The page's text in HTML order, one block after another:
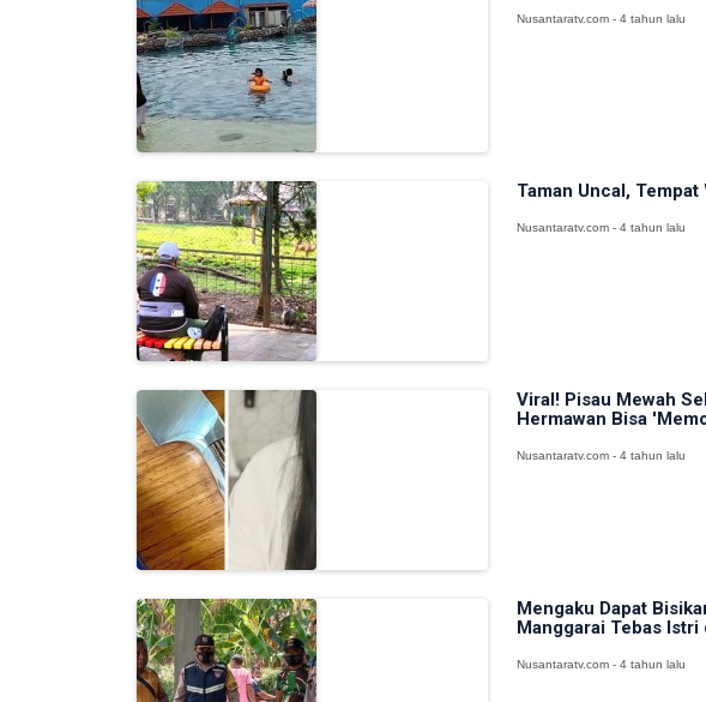
Nusantaratv.com - 4 tahun lalu
Taman Uncal,
Nusantaratv.com - 4 tahun lalu
Viral! Pisau Mewah
Hermawan Bisa
Nusantaratv.com - 4 tahun lalu
Mengaku Dapat
Manggarai Tebas Istri
Nusantaratv.com - 4 tahun lalu